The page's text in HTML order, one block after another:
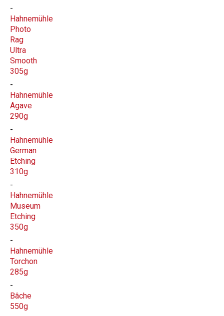
Hahnemühle
Photo
Rag
Ultra
Smooth
305g
Hahnemühle
Agave
290g
Hahnemühle
German
Etching
310g
Hahnemühle
Museum
Etching
350g
Hahnemühle
Torchon
285g
Bâche
550g